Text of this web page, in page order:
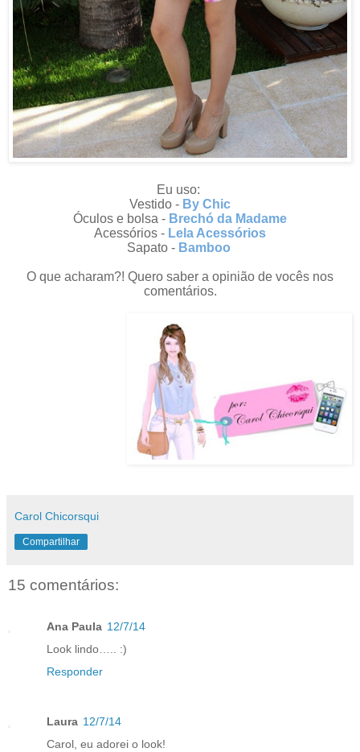
Eu uso:
Vestido - By Chic
Óculos e bolsa - Brechó da Madame
Acessórios - Lela Acessórios
Sapato - Bamboo
O que acharam?! Quero saber a opinião de vocês nos
comentários.
Carol Chicorsqui
Compartilhar
15 comentários:
Ana Paula 12/7/14
Look lindo….. :)
Responder
Laura 12/7/14
Carol, eu adorei o look!